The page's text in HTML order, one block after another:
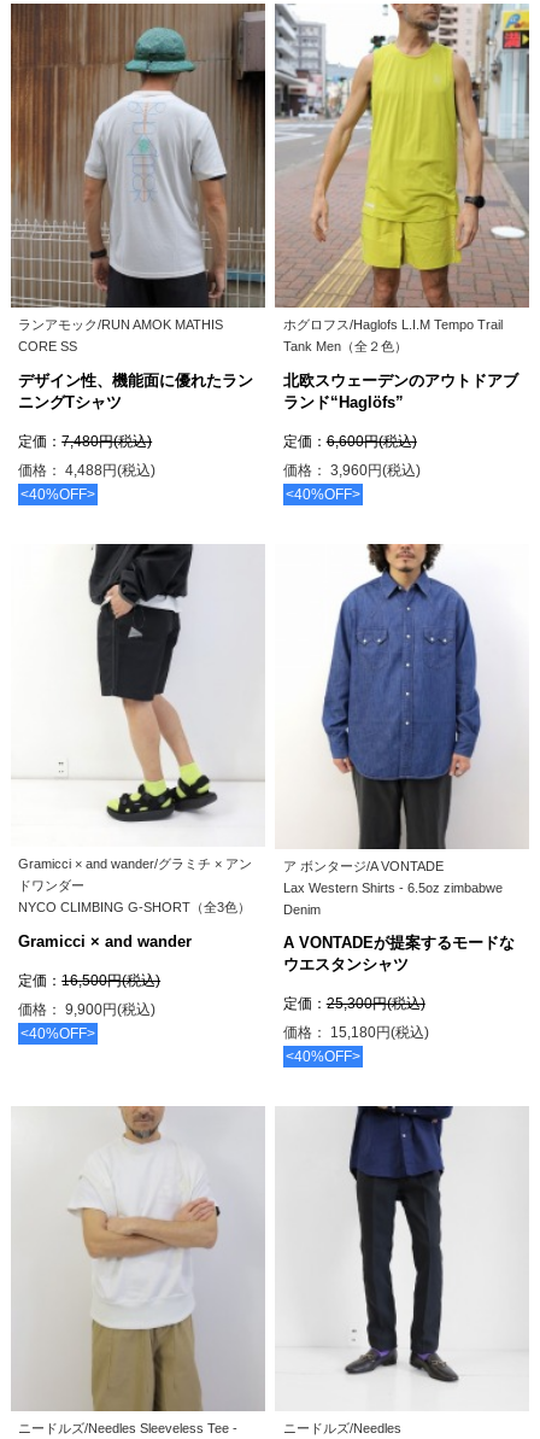
ランアモック/RUN AMOK MATHIS
CORE SS
デザイン性、機能面に優れたラン
ニングTシャツ
定価：7,480円(税込)
価格： 4,488円(税込)
<40%OFF>
ホグロフス/Haglofs L.I.M Tempo Trail
Tank Men（全２色）
北欧スウェーデンのアウトドアブ
ランド“Haglöfs”
定価：6,600円(税込)
価格： 3,960円(税込)
<40%OFF>
Gramicci × and wander/グラミチ × アン
ドワンダー
NYCO CLIMBING G-SHORT（全3色）
Gramicci × and wander
定価：16,500円(税込)
価格： 9,900円(税込)
<40%OFF>
ア ボンタージ/A VONTADE
Lax Western Shirts - 6.5oz zimbabwe
Denim
A VONTADEが提案するモードな
ウエスタンシャツ
定価：25,300円(税込)
価格： 15,180円(税込)
<40%OFF>
ニードルズ/Needles Sleeveless Tee - ニードルズ/Needles